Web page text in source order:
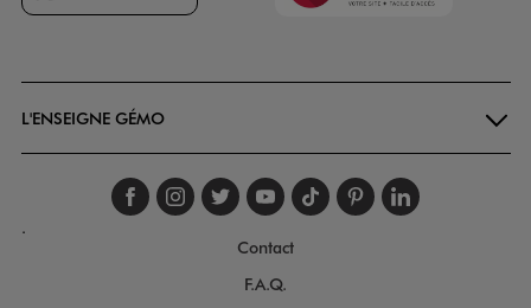
L'ENSEIGNE GÉMO
Suivez-nous sur
Suivez-nous sur
Suivez-nous sur
Suivez-nous
Suivez-nous
Suivez-
.
Contact
F.A.Q.